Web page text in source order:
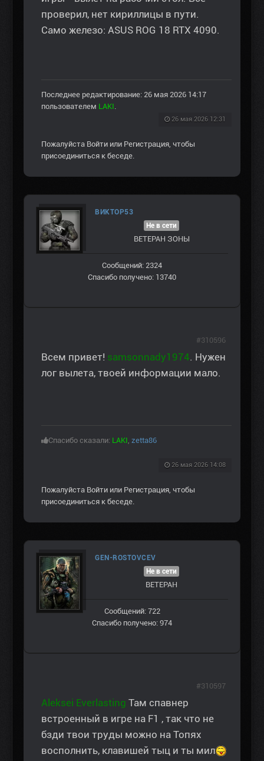
проверил, нет кириллицы в пути.
Само железо: ASUS ROG 18 RTX 4090.
Последнее редактирование: 26 мая 2026 14:17
пользователем LAKI
26 мая 2026 12:31
Пожалуйста Войти или Регистрация , чтобы
присоединиться к беседе.
ВИКТОР53
Не в сети
ВЕТЕРАН ЗOНЫ
Сообщений: 2324
Спасибо получено: 13740
Всем привет! samsonnady1974. Нужен
лог вылета, твоей информации мало.
Спасибо сказали: LAKI zetta86
26 мая 2026 14:08
#310596
Пожалуйста Войти или Регистрация , чтобы
присоединиться к беседе.
GEN-ROSTOVCEV
Не в сети
ВЕТЕРАН
Сообщений: 722
Спасибо получено: 974
Aleksei Everlasting Там спавнер
встроенный в игре на F1 , так что не
бзди твои труды можно на Топях
восполнить, клавишей тыц и ты мил
#310597